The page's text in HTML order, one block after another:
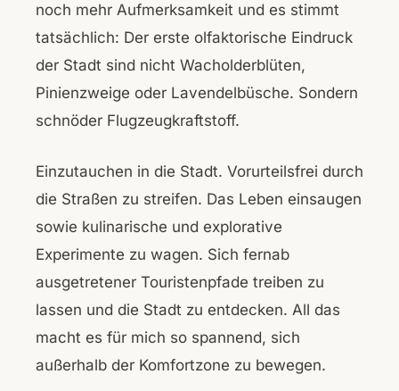
noch mehr Aufmerksamkeit und es stimmt
tatsächlich: Der erste olfaktorische Eindruck
der Stadt sind nicht Wacholderblüten,
Pinienzweige oder Lavendelbüsche. Sondern
schnöder Flugzeugkraftstoff.
Einzutauchen in die Stadt. Vorurteilsfrei durch
die Straßen zu streifen. Das Leben einsaugen
sowie kulinarische und explorative
Experimente zu wagen. Sich fernab
ausgetretener Touristenpfade treiben zu
lassen und die Stadt zu entdecken. All das
macht es für mich so spannend, sich
außerhalb der Komfortzone zu bewegen.